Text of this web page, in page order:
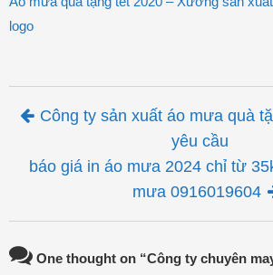
logo
Post navigation
Công ty sản xuất áo mưa quà
yêu cầu
báo giá in áo mưa 2024 chỉ từ
mưa 0916019604
One thought on “Công ty chuyên